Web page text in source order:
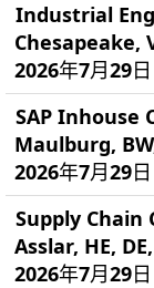
Industrial
Chesapeake,
2026年7月29日
SAP Inhouse
Maulburg,
2026年7月29日
Supply
Asslar, HE,
2026年7月29日